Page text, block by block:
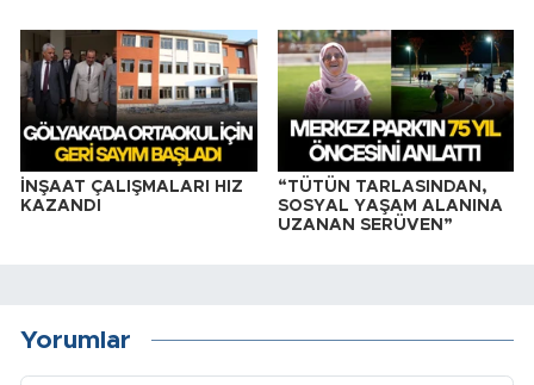
İNŞAAT ÇALIŞMALARI HIZ
KAZANDI
“TÜTÜN TARLASINDAN,
SOSYAL YAŞAM ALANINA
UZANAN SERÜVEN”
Yorumlar